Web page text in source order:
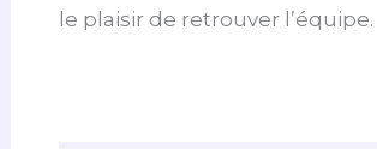
le plaisir de retrouver l’équipe.